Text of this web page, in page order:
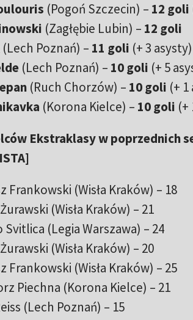
(Pogoń Szczecin) – 12 goli
(Zagłębie Lubin) – 12 goli
(Lech Poznań) – 11 goli (+ 3 asysty)
(Lech Poznań) – 10 goli (+ 5
(Ruch Chorzów) – 10 goli (+ 1
(Korona Kielce) – 10 goli (+
Ekstraklasy w poprzednich
Frankowski (Wisła Kraków) – 18
(Wisła Kraków) – 21
Svitlica (Legia Warszawa) – 24
(Wisła Kraków) – 20
Frankowski (Wisła Kraków) – 25
Piechna (Korona Kielce) – 21
(Lech Poznań) – 15